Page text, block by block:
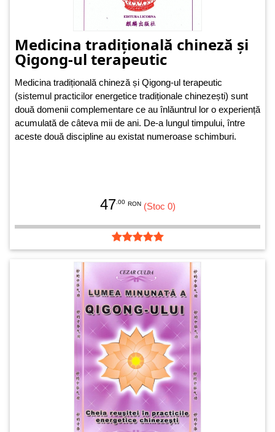
Medicina tradițională chineză și
Qigong-ul terapeutic
Medicina tradițională chineză și Qigong-ul terapeutic
(sistemul practicilor energetice tradiționale chinezești) sunt
două domenii complementare ce au înlăuntrul lor o experiență
acumulată de câteva mii de ani. De-a lungul timpului, între
aceste două discipline au existat numeroase schimburi.
47.00 RON (Stoc 0)